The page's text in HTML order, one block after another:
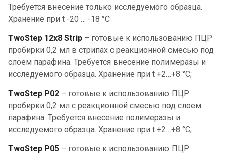
Требуется внесение только исследуемого образца.
Хранение при t -20 … -18 °С
TwoStep 12х8 Strip – готовые к использованию ПЦР
пробирки 0,2 мл в стрипах с реакционной смесью под
слоем парафина. Требуется внесение полимеразы и
исследуемого образца. Хранение при t +2…+8 °С;
TwoStep P02 – готовые к использованию ПЦР
пробирки 0,2 мл с реакционной смесью под слоем
парафина. Требуется внесение полимеразы и
исследуемого образца. Хранение при t +2…+8 °С;
TwoStep P05 – готовые к использованию ПЦР